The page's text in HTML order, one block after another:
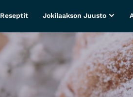
Reseptit Jokilaakson Juusto